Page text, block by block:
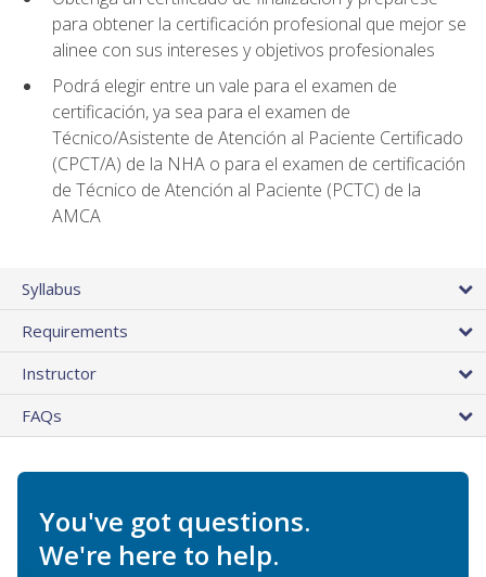
para obtener la certificación profesional que mejor se
alinee con sus intereses y objetivos profesionales
Podrá elegir entre un vale para el examen de
certificación, ya sea para el examen de
Técnico/Asistente de Atención al Paciente Certificado
(CPCT/A) de la NHA o para el examen de certificación
de Técnico de Atención al Paciente (PCTC) de la
AMCA
Syllabus
Requirements
Instructor
FAQs
You've got questions.
We're here to help.